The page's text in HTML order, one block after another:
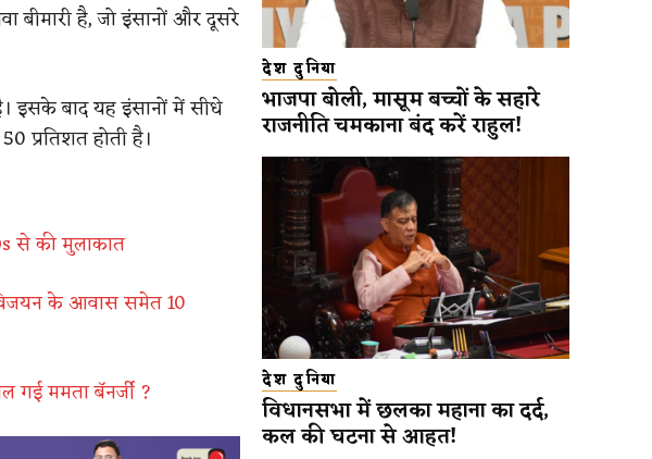
है, जो इंसानों और दूसरे
इसके बाद यह इंसानों में सीधे
प्रतिशत होती है।
से की मुलाकात
विजयन के आवास समेत 10
गई ममता बॅनर्जी ?
देश दुनिया
भाजपा बोली, मासूम बच्चों के सहारे
राजनीति चमकाना बंद करें राहुल!
देश दुनिया
विधानसभा में छलका महाना का दर्द,
कल की घटना से आहत!